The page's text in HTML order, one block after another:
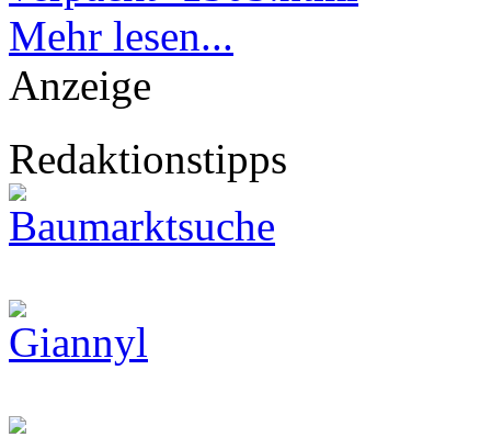
Mehr lesen...
Anzeige
Redaktionstipps